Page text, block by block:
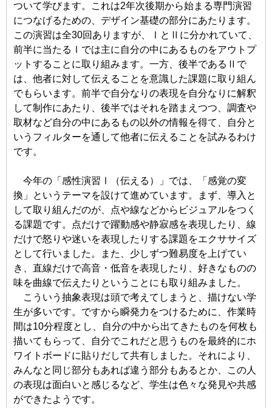
ついて学びます。これは2年次後期から始まる専門演習
につなげるための、デザイン基礎の部分にあたります。
この演習は全30回ありますが、ⅠとⅡに分かれていて、
前半に当たるⅠでは主に自分の中にあるものをアウトプ
ットすることに取り組みます。一方、後半であるⅡで
は、他者に対して伝えることを意識した課題に取り組ん
でもらいます。前半で自分なりの表現を自分なりに解釈
して制作にあたり、後半ではそれを踏まえつつ、調査や
取材など自分の中にあるもの以外の情報を得て、自分と
いうフィルターを通して他者に伝えることを試みるわけ
です。
今年の「感性演習Ⅰ（伝える）」では、「感覚の変
換」というテーマを設けて進めています。まず、導入と
して取り組んだのが、点や線などからビジュアルをつく
る課題です。点だけで躍動感や静寂感を表現したり、線
だけで怒りや迷いを表現したりする課題をエクササイズ
として行いました。また、少しずつ難易度を上げてい
き、直線だけで高音・低音を表現したり、好きなものの
味を曲線で伝えたりということにも取り組みました。
こういう抽象表現は頭で考えてしまうと、描けない学
生が多いです。ですから瞬発力をつけるために、作業時
間は10分程度とし、自分の中から出てきたものを何枚も
描いてもらって、自分でこれだと思うものを最終的にホ
ワイトボードに貼りだして共有しました。それにより、
みんなと同じ部分もあれば違う部分もあるとか、この人
の表現は面白いと感じるなど、学生は色々な発見や共感
ができたようです。